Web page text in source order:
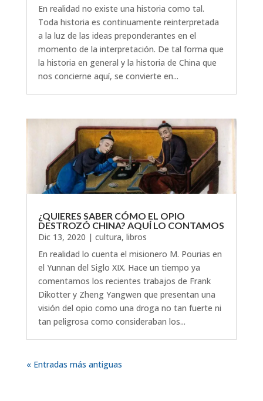
En realidad no existe una historia como tal.
Toda historia es continuamente reinterpretada
a la luz de las ideas preponderantes en el
momento de la interpretación. De tal forma que
la historia en general y la historia de China que
nos concierne aquí, se convierte en...
¿QUIERES SABER CÓMO EL OPIO
DESTROZÓ CHINA? AQUÍ LO CONTAMOS
Dic 13, 2020 | cultura, libros
En realidad lo cuenta el misionero M. Pourias en
el Yunnan del Siglo XIX. Hace un tiempo ya
comentamos los recientes trabajos de Frank
Dikotter y Zheng Yangwen que presentan una
visión del opio como una droga no tan fuerte ni
tan peligrosa como consideraban los...
« Entradas más antiguas